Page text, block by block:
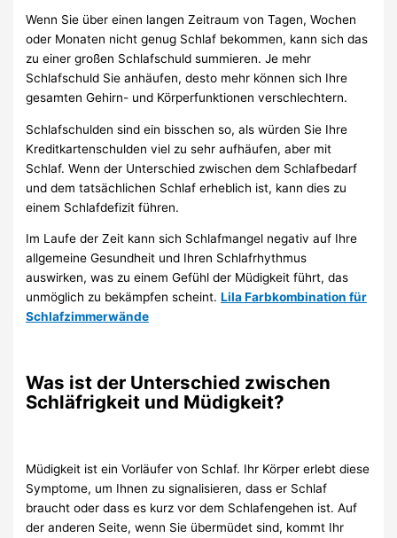
Wenn Sie über einen langen Zeitraum von Tagen, Wochen
oder Monaten nicht genug Schlaf bekommen, kann sich das
zu einer großen Schlafschuld summieren. Je mehr
Schlafschuld Sie anhäufen, desto mehr können sich Ihre
gesamten Gehirn- und Körperfunktionen verschlechtern.
Schlafschulden sind ein bisschen so, als würden Sie Ihre
Kreditkartenschulden viel zu sehr aufhäufen, aber mit
Schlaf. Wenn der Unterschied zwischen dem Schlafbedarf
und dem tatsächlichen Schlaf erheblich ist, kann dies zu
einem Schlafdefizit führen.
Im Laufe der Zeit kann sich Schlafmangel negativ auf Ihre
allgemeine Gesundheit und Ihren Schlafrhythmus
auswirken, was zu einem Gefühl der Müdigkeit führt, das
unmöglich zu bekämpfen scheint.Lila Farbkombination für
Schlafzimmerwände
Was ist der Unterschied zwischen
Schläfrigkeit und Müdigkeit?
Müdigkeit ist ein Vorläufer von Schlaf. Ihr Körper erlebt diese
Symptome, um Ihnen zu signalisieren, dass er Schlaf
braucht oder dass es kurz vor dem Schlafengehen ist. Auf
der anderen Seite, wenn Sie übermüdet sind, kommt Ihr